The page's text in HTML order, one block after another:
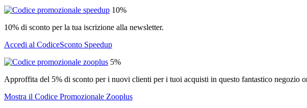
10%
10% di sconto per la tua iscrizione alla newsletter.
Accedi al CodiceSconto Speedup
5%
Approffita del 5% di sconto per i nuovi clienti per i tuoi acquisti in questo fantastico negozio
Mostra il Codice Promozionale Zooplus